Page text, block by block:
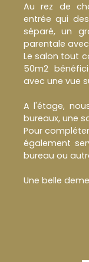
Au rez de
entrée qui
séparé, un
parentale
Le salon tout
50m2
avec une vue
A l'étage,
bureaux, une
Pour
également
bureau ou
Une belle